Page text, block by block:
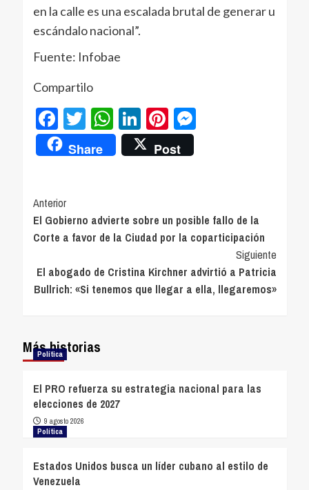
en la calle es una escalada brutal de generar u
escándalo nacional”.
Fuente: Infobae
Compartilo
Facebook
Twitter
WhatsApp
LinkedIn
Pinterest
Messenger
Share Post
Navegación
de
entradas
Anterior
El Gobierno advierte sobre un posible fallo de la
Corte a favor de la Ciudad por la coparticipación
Siguiente
El abogado de Cristina Kirchner advirtió a Patricia
Bullrich: «Si tenemos que llegar a ella, llegaremos»
Más historias
Política
El PRO refuerza su estrategia nacional para las
elecciones de 2027
9 agosto 2026
Política
Estados Unidos busca un líder cubano al estilo de
Venezuela